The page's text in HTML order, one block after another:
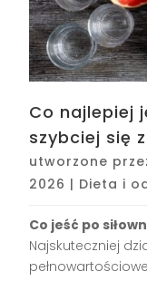
Co najlepiej
szybciej się
utworzone
2026 | Dieta i
Co jeść po
Najskuteczniej